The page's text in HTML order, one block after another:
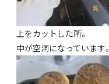
上をカットした所。
中が空洞になっています。